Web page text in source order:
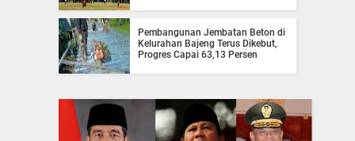
Pembangunan Jembatan Beton di
Kelurahan Bajeng Terus Dikebut,
Progres Capai 63,13 Persen